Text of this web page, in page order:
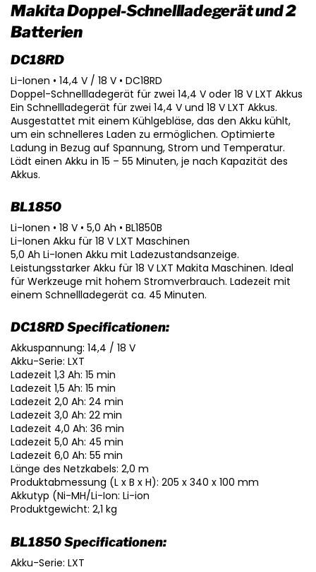
Makita Doppel-Schnellladegerät und 2
Batterien
DC18RD
Li-Ionen • 14,4 V / 18 V • DC18RD
Doppel-Schnellladegerät für zwei 14,4 V oder 18 V LXT Akkus
Ein Schnellladegerät für zwei 14,4 V und 18 V LXT Akkus.
Ausgestattet mit einem Kühlgebläse, das den Akku kühlt,
um ein schnelleres Laden zu ermöglichen. Optimierte
Ladung in Bezug auf Spannung, Strom und Temperatur.
Lädt einen Akku in 15 – 55 Minuten, je nach Kapazität des
Akkus.
BL1850
Li-Ionen • 18 V • 5,0 Ah • BL1850B
Li-Ionen Akku für 18 V LXT Maschinen
5,0 Ah Li-Ionen Akku mit Ladezustandsanzeige.
Leistungsstarker Akku für 18 V LXT Makita Maschinen. Ideal
für Werkzeuge mit hohem Stromverbrauch. Ladezeit mit
einem Schnellladegerät ca. 45 Minuten.
DC18RD Specificationen:
Akkuspannung: 14,4 / 18 V
Akku-Serie: LXT
Ladezeit 1,3 Ah: 15 min
Ladezeit 1,5 Ah: 15 min
Ladezeit 2,0 Ah: 24 min
Ladezeit 3,0 Ah: 22 min
Ladezeit 4,0 Ah: 36 min
Ladezeit 5,0 Ah: 45 min
Ladezeit 6,0 Ah: 55 min
Länge des Netzkabels: 2,0 m
Produktabmessung (L x B x H): 205 x 340 x 100 mm
Akkutyp (Ni-MH/Li-Ion: Li-ion
Produktgewicht: 2,1 kg
BL1850 Specificationen:
Akku-Serie: LXT